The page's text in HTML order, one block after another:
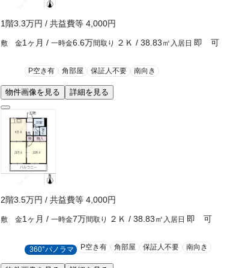
1 階3.3万円 / 共益費等 4,000円
敷 金1ヶ月 / 一時金6.6万間取り ２Ｋ / 38.83㎡ 入居日 即 可
P空き有 角部屋 保証人不要 南向き
物件画像を見る 詳細を見る
2階3.5万円 / 共益費等 4,000円
敷 金1ヶ月 / 一時金7万間取り ２Ｋ / 38.83㎡ 入居日 即 可
360°パノラマ P空き有 角部屋 保証人不要 南向き